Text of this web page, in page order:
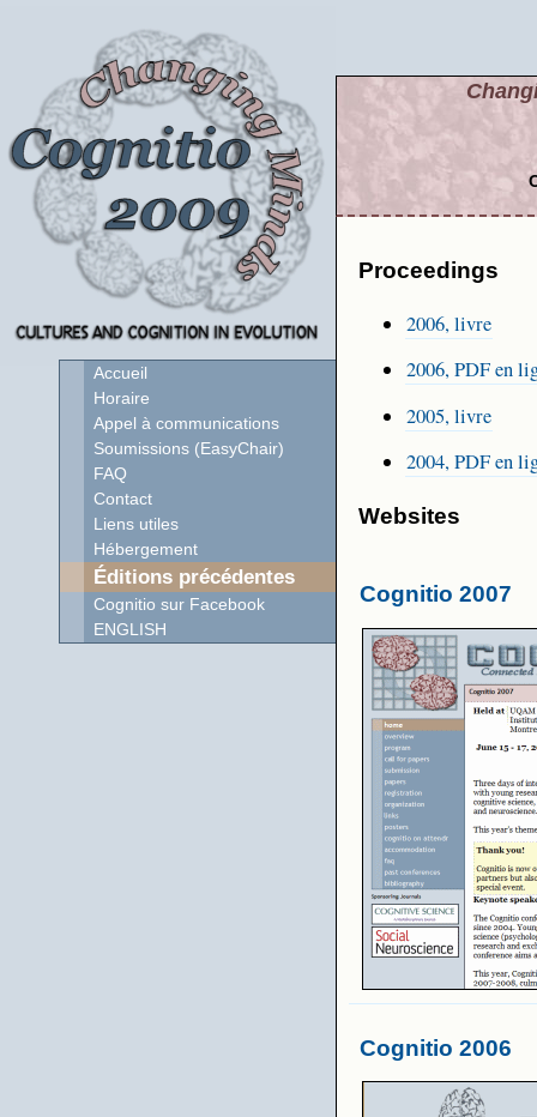
Proceedings
2006, livre
2006, PDF en
2005, livre
2004, PDF en
Websites
Cognitio 2007
Cognitio 2006
Accueil
Horaire
Appel à communications
Soumissions (EasyChair)
FAQ
Contact
Liens utiles
Hébergement
Éditions précédentes
Cognitio sur Facebook
ENGLISH